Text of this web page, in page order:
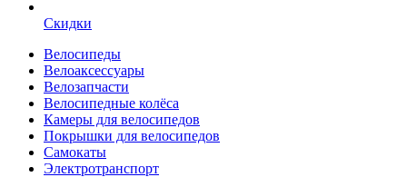
Скидки
Велосипеды
Велоаксессуары
Велозапчасти
Велосипедные колёса
Камеры для велосипедов
Покрышки для велосипедов
Самокаты
Электротранспорт